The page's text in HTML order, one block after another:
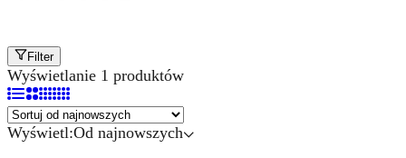
Filter
Wyświetlanie 1 produktów
Wyświetl:Od najnowszych